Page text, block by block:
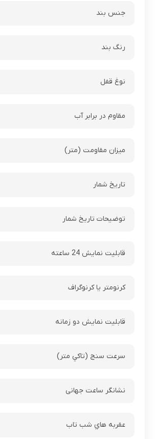
جنس بند
رنگ بند
نوغ قفل
مقاوم در برابر آب
ميزان مقاومت (متر)
تاريخ شمار
توضيحات تاريخ شمار
قابليت نمايش 24 ساعته
کرنومتر يا کرنوگراف
قابليت نمايش دو زمانه
سرعت سنج (تاکي متر)
نشانگر ساعت جهانی
عقربه هاي شب تاب